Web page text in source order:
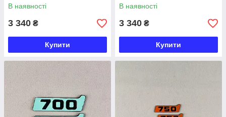
В наявності
3 340 ₴
Купити
В наявності
3 340 ₴
Купити